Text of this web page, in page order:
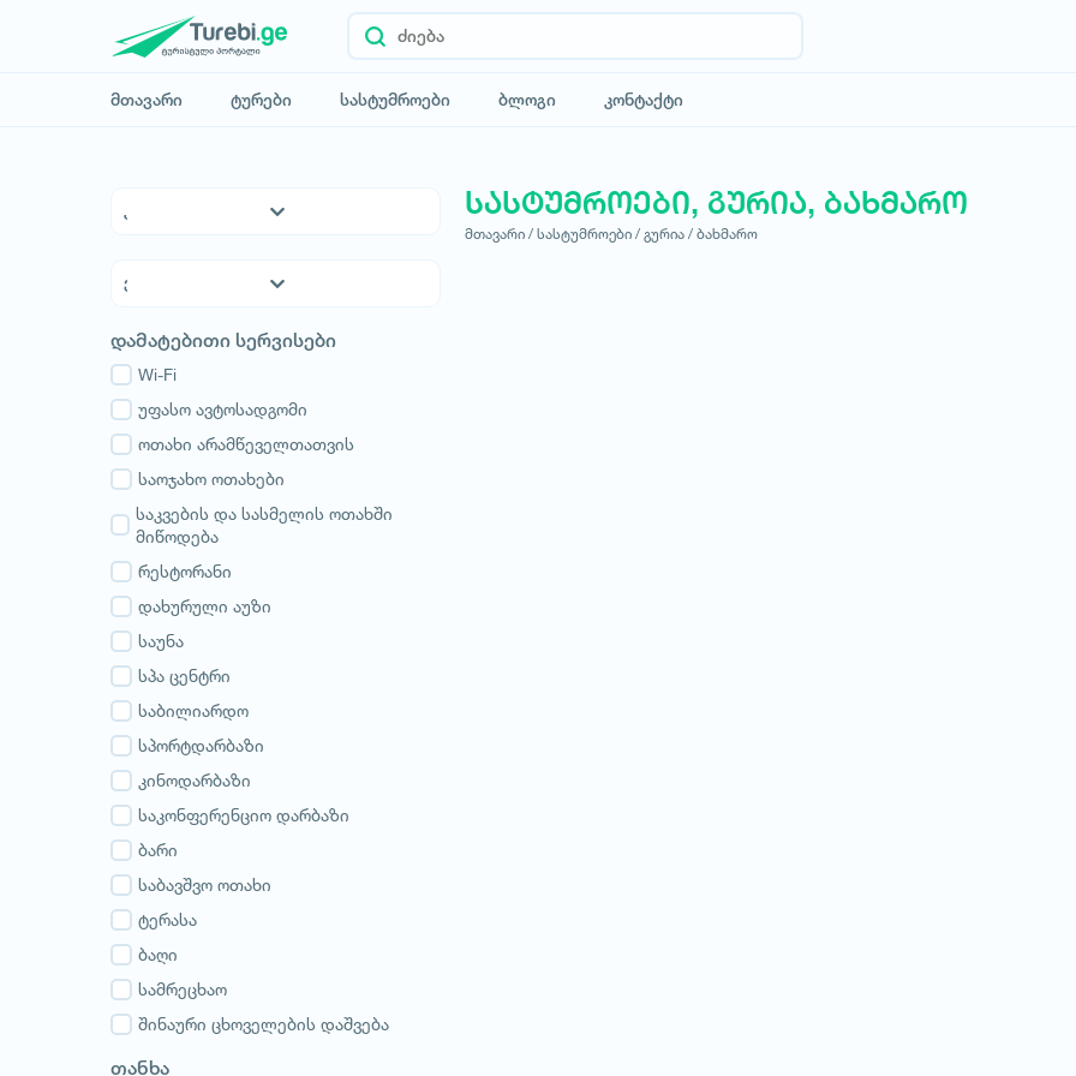
მთავარი ტურები სასტუმროები ბლოგი კონტაქტი
4* სასტუმროები
ჰოსტელები
საოჯახო სასტუმროები
აპარტამენტები
კოტეჯები
კახეთი
თბილისი
მცხეთა-მთიანეთი
შიდა ქართლი
სამცხე-ჯავახეთი
იმერეთი
გურია
სამეგრელო
სვანეთი
რაჭა-ლეჩხუმი
აჭარა
დამატებითი სერვისები
Wi-Fi
უფასო ავტოსადგომი
ოთახი არამწეველთათვის
საოჯახო ოთახები
საკვების და სასმელის ოთახში
მიწოდება
რესტორანი
დახურული აუზი
საუნა
სპა ცენტრი
საბილიარდო
სპორტდარბაზი
კინოდარბაზი
საკონფერენციო დარბაზი
ბარი
საბავშვო ოთახი
ტერასა
ბაღი
სამრეცხაო
შინაური ცხოველების დაშვება
თანხა
სასტუმროები, გურია, ბახმარო
მთავარი / სასტუმროები / გურია / ბახმარო